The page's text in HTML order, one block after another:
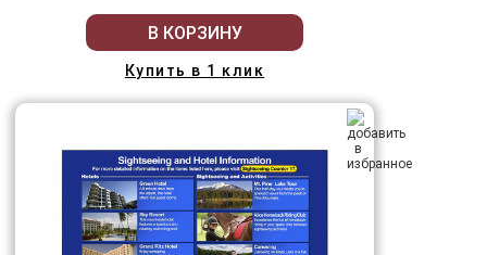
В КОРЗИНУ
Купить в 1 клик